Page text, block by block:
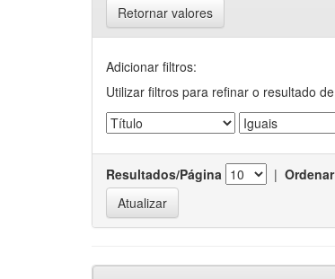
Retornar valores
Adicionar filtros:
Utilizar filtros para refinar o resultado
Resultados/Página |